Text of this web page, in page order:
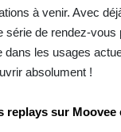
à venir. Avec
série de rendez-vous
dans les usages
absolument !
replays sur Moovee